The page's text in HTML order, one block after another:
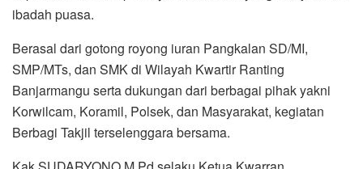
ibadah puasa.
Berasal dari gotong royong iuran Pangkalan SD/MI,
SMP/MTs, dan SMK di Wilayah Kwartir Ranting
Banjarmangu serta dukungan dari berbagai pihak yakni
Korwilcam, Koramil, Polsek, dan Masyarakat, kegiatan
Berbagi Takjil terselenggara bersama.